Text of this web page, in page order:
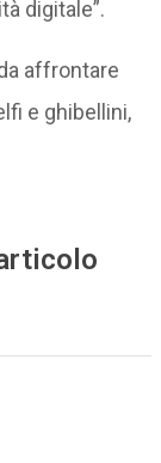
digitale”.
affrontare
e ghibellini,